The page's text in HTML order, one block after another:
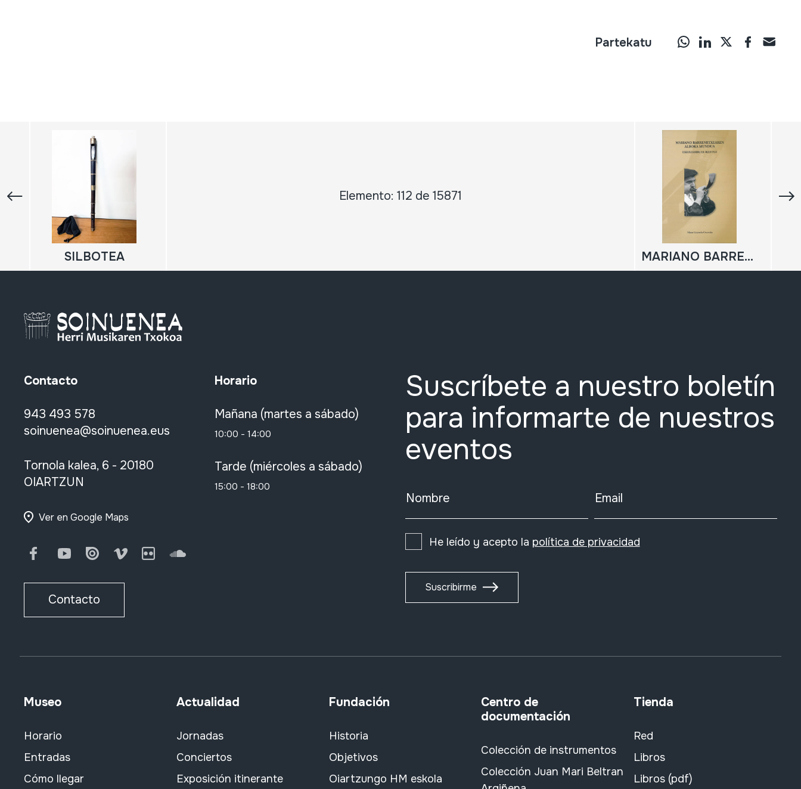
Partekatu
Elemento: 112 de 15871
SILBOTEA MARIANO BARRENETXEAREN ALBOKA MUNDUA; ESKUIZKRIBUAK IKERTUZ
Contacto
943 493 578
soinuenea@soinuenea.eus
Tornola kalea, 6 - 20180
OIARTZUN
Ver en Google Maps
FacebookYoutubeIssuu Vimeo FlickrSoundCloud
Contacto
Horario
Mañana (martes a sábado)
10:00 - 14:00
Tarde (miércoles a sábado)
15:00 - 18:00
Suscríbete a nuestro boletín
para informarte de nuestros
eventos
Nombre Email
He leído y acepto la política de privacidad
Suscribirme
Museo
Horario
Entradas
Cómo llegar
Actualidad
Jornadas
Conciertos
Exposición itinerante
Fundación
Historia
Objetivos
Oiartzungo HM eskola
Centro de
documentación
Colección de instrumentos
Colección Juan Mari Beltran
Tienda
Red
Libros
Libros (pdf)